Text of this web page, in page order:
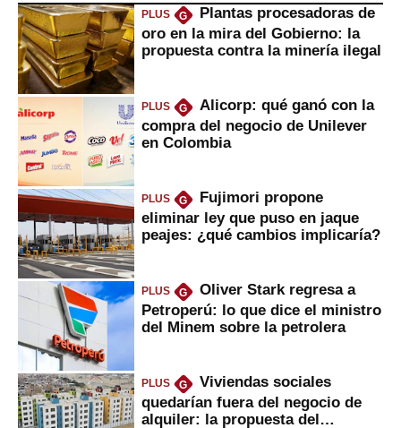
PLUS G
Plantas procesadoras de
oro en la mira del Gobierno: la
propuesta contra la minería ilegal
PLUS G
Alicorp: qué ganó con la
compra del negocio de Unilever
en Colombia
PLUS G
Fujimori propone
eliminar ley que puso en jaque
peajes: ¿qué cambios implicaría?
PLUS G
Oliver Stark regresa a
Petroperú: lo que dice el ministro
del Minem sobre la petrolera
PLUS G
Viviendas sociales
quedarían fuera del negocio de
alquiler: la propuesta del